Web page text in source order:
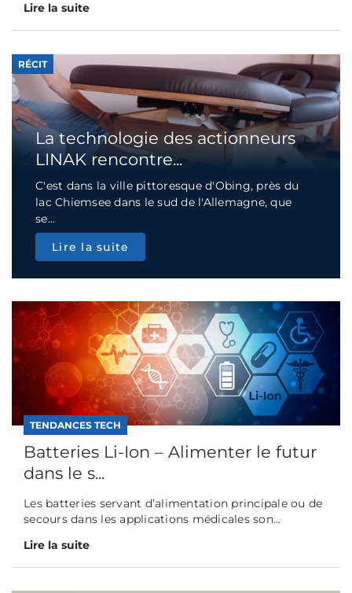
Lire la suite
RÉCIT
La technologie des actionneurs
LINAK rencontre...
C'est dans la ville pittoresque d'Obing, près du
lac Chiemsee dans le sud de l'Allemagne, que
se...
Lire la suite
TENDANCES TECH
Batteries Li-Ion – Alimenter le futur
dans le s...
Les batteries servant d’alimentation principale ou de
secours dans les applications médicales son...
Lire la suite